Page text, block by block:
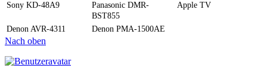
Sony KD-48A9
Panasonic DMR-
BST855
Apple TV
Denon AVR-4311 Denon PMA-1500AE
Nach oben